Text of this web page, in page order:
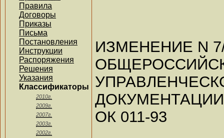
Правила
Договоры
Приказы
Письма
Постановления
Инструкции
Распоряжения
Решения
Указания
Классификаторы
2010г.
2009г.
2007г.
2003г.
2002г.
ИЗМЕНЕНИЕ N
ОК 011-93